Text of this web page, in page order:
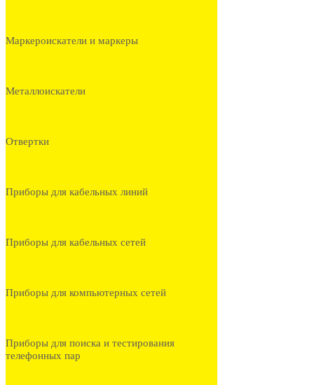
Маркероискатели и маркеры
Металлоискатели
Отвертки
Приборы для кабельных линий
Приборы для кабельных сетей
Приборы для компьютерных сетей
Приборы для поиска и тестирования
телефонных пар